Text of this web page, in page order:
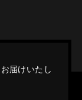
届けいたし